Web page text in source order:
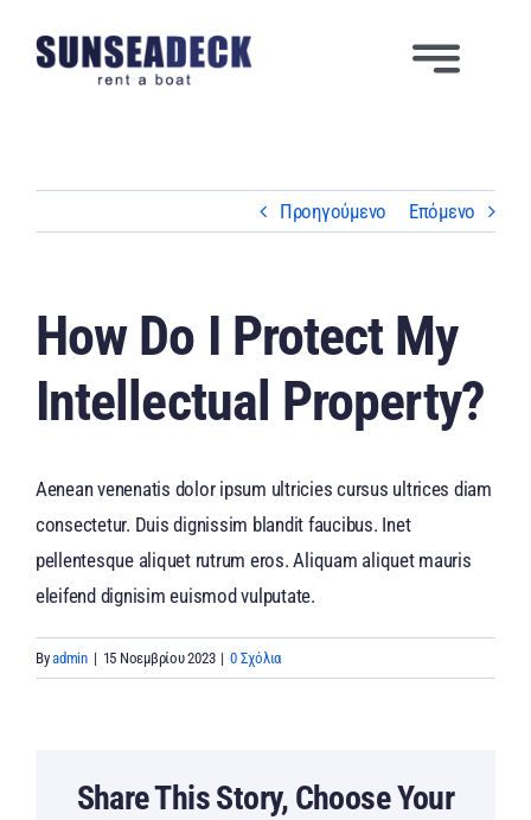
περιεχόμενο
Toggle
ΣΤΟΛΟΣ
BINTEO
Προηγούμενο Επόμενο
How Do I Protect My
Intellectual Property?
Aenean venenatis dolor ipsum ultricies cursus ultrices diam
consectetur. Duis dignissim blandit faucibus. Inet
pellentesque aliquet rutrum eros. Aliquam aliquet mauris
eleifend dignisim euismod vulputate.
Byadmin | 15 Νοεμβρίου 2023 | 0 Σχόλια
Share This Story, Choose Your